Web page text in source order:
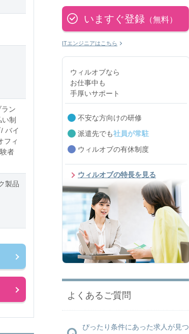
ン
制
バイ
フィ
者
製品
いますぐ登録 （無料）
ITエンジニアはこちら
ウィルオブなら
お仕事中も
手厚いサポート
不安な方向けの研修
派遣先でも社員が常駐
ウィルオブの有休制度
ウィルオブの特長を見る
よくあるご質問
ぴったり条件にあった求人が見つ